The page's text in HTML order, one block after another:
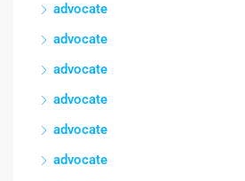
advocate
advocate
advocate
advocate
advocate
advocate